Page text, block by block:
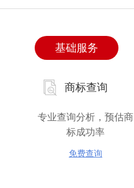
基础服务
商标查询
专业查询分析，预估商
标成功率
免费查询